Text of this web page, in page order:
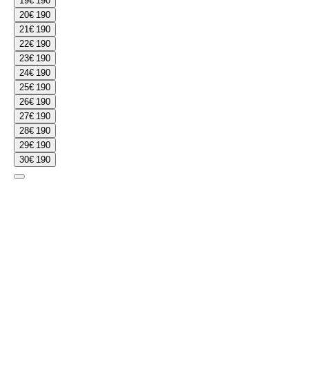
20€ 190
21€ 190
22€ 190
23€ 190
24€ 190
25€ 190
26€ 190
27€ 190
28€ 190
29€ 190
30€ 190